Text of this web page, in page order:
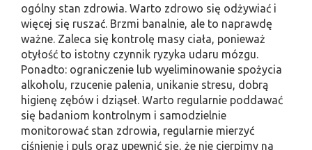
ogólny stan zdrowia. Warto zdrowo się odżywiać i
więcej się ruszać. Brzmi banalnie, ale to naprawdę
ważne. Zaleca się kontrolę masy ciała, ponieważ
otyłość to istotny czynnik ryzyka udaru mózgu.
Ponadto: ograniczenie lub wyeliminowanie spożycia
alkoholu, rzucenie palenia, unikanie stresu, dobrą
higienę zębów i dziąseł. Warto regularnie poddawać
się badaniom kontrolnym i samodzielnie
monitorować stan zdrowia, regularnie mierzyć
ciśnienie i puls oraz upewnić się, że nie cierpimy na